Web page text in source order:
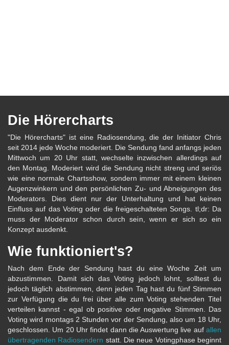
Die Hörercharts
"Die Hörercharts" ist eine Radiosendung, die der Initiator Chris
seit 2014 jede Woche moderiert. Die Sendung fand anfangs jeden
Mittwoch um 20 Uhr statt, wechselte inzwischen allerdings auf
den Montag. Moderiert wird die Sendung nicht streng und seriös
wie eine normale Chartsshow, sondern immer mit einem kleinen
Augenzwinkern und den persönlichen Zu- und Abneigungen des
Moderators. Dies dient nur der Unterhaltung und hat keinen
Einfluss auf das Voting oder die freigeschalteten Songs. tl;dr: Da
muss der Moderator schon durch sein, wenn er sich so ein
Konzept ausdenkt.
Wie funktioniert's?
Nach dem Ende der Sendung hast du eine Woche Zeit um
abzustimmen. Damit sich das Voting jedoch lohnt, solltest du
jedoch täglich abstimmen, denn jeden Tag hast du fünf Stimmen
zur Verfügung die du frei über alle zum Voting stehenden Titel
verteilen kannst - egal ob positive oder negative Stimmen. Das
Voting wird montags 2 Stunden vor der Sendung, also um 18 Uhr,
geschlossen. Um 20 Uhr findet dann die Auswertung live auf allen
übertragenden Radiosendern statt. Die neue Votingphase beginnt